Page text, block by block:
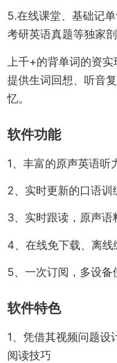
5.在线课堂、基础记
考研英语真题等独家
上千+的背单词的资
提供生词回想、听音
忆。
软件功能
1、丰富的原声英语听
2、实时更新的口语
3、实时跟读，原声语
4、在线免下载、离
5、一次订阅，多设
软件特色
1、凭借其视频问题设
阅读技巧